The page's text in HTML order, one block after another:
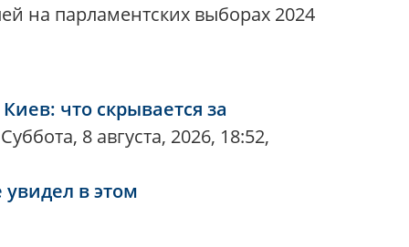
на парламентских выборах 2024
что скрывается за
Суббота, 8 августа, 2026, 18:52,
в этом